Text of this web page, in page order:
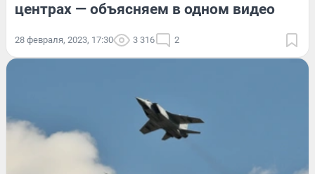
центрах — объясняем в одном видео
28 февраля, 2023, 17:30 3 316 2